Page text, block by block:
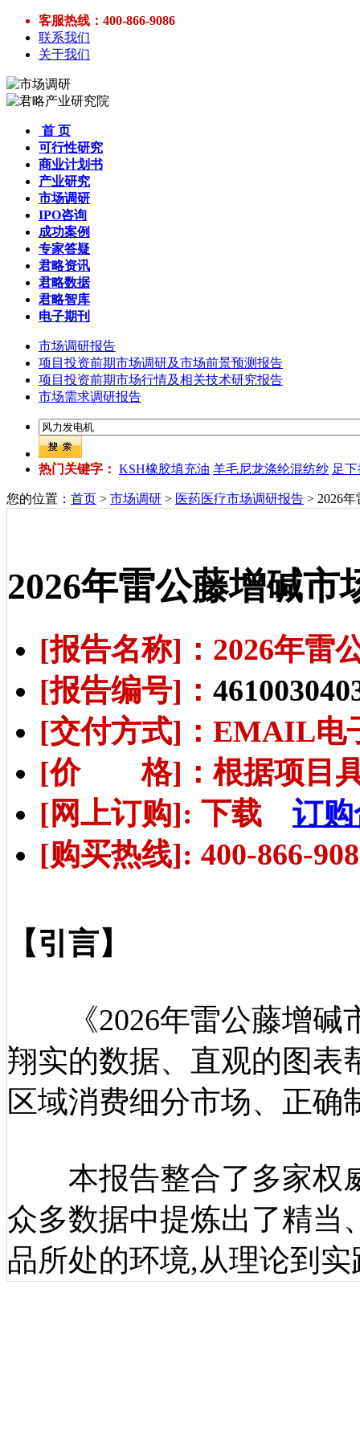
客服热线：400-866-9086
联系我们
关于我们
首 页
可行性研究
商业计划书
产业研究
市场调研
IPO咨询
成功案例
专家答疑
君略资讯
君略数据
君略智库
电子期刊
市场调研报告
项目投资前期市场调研及市场前景预测报告
项目投资前期市场行情及相关技术研究报告
市场需求调研报告
热门关键字： KSH橡胶填充油 羊毛尼龙涤纶混纺纱 足
您的位置： 首页 > 市场调研 > 医药医疗市场调研报告 > 2026
2026年雷公藤增碱市
[报告名称]：2026年雷
[报告编号]：
[交付方式]：EMAIL电
[价 格]：根据项目具
[网上订购]: 下载 订
[购买热线]: 400-866-
【引言】
《2026年雷公藤增碱
翔实的数据、直观的图表
区域消费细分市场、正确
本报告整合了多家权
众多数据中提炼出了精当
品所处的环境,从理论到实